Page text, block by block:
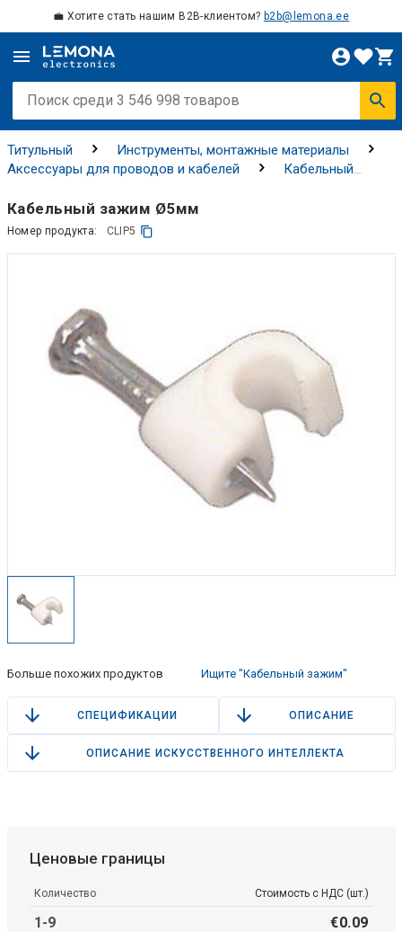
💼 Хотите стать нашим B2B-клиентом? b2b@lemona.ee
Титульный
Инструменты, монтажные материалы
Аксессуары для проводов и кабелей
Кабельный
Кабельный зажим Ø5мм
Номер продукта: CLIP5
Больше похожих продуктов Ищите "Кабельный зажим"
СПЕЦИФИКАЦИИ ОПИСАНИЕ
ОПИСАНИЕ ИСКУССТВЕННОГО ИНТЕЛЛЕКТА
Ценовые границы
Количество Стоимость с НДС (шт.)
1-9 €0.09